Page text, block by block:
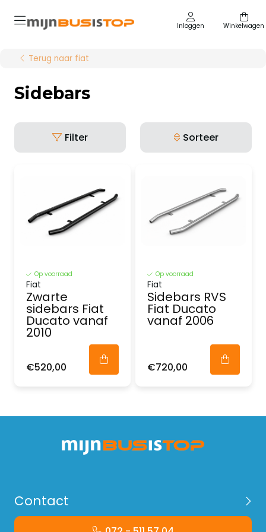
Inloggen Winkelwagen
Terug naar fiat
Sidebars
Filter Sorteer
Op voorraad
Fiat
Zwarte
sidebars Fiat
Ducato vanaf
2010
€520,00
Op voorraad
Fiat
Sidebars RVS
Fiat Ducato
vanaf 2006
€720,00
Contact